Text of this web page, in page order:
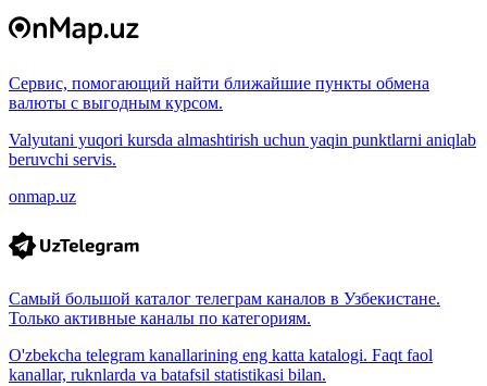
Сервис, помогающий найти ближайшие пункты обмена
валюты с выгодным курсом.
Valyutani yuqori kursda almashtirish uchun yaqin punktlarni aniqlab
beruvchi servis.
onmap.uz
Самый большой каталог телеграм каналов в Узбекистане.
Только активные каналы по категориям.
O'zbekcha telegram kanallarining eng katta katalogi. Faqt faol
kanallar, ruknlarda va batafsil statistikasi bilan.